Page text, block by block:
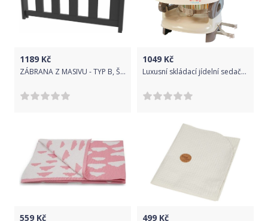
1189 Kč
ZÁBRANA Z MASIVU - TYP B, ŠEDÁ
1049 Kč
Luxusní skládací jídelní sedačka zelená
559 Kč 499 Kč